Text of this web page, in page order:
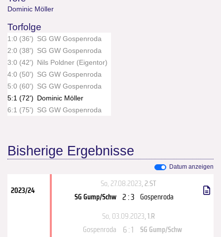
Dominic Möller
Torfolge
1:0 (36') SG GW Gospenroda
2:0 (38') SG GW Gospenroda
3:0 (42') Nils Poldner (Eigentor)
4:0 (50') SG GW Gospenroda
5:0 (60') SG GW Gospenroda
5:1 (72') Dominic Möller
6:1 (75') SG GW Gospenroda
Bisherige Ergebnisse
Datum anzeigen
2023/24
So, 27.08.2023, 2.ST
SG Gump/Schw 2 : 3 Gospenroda
So, 03.09.2023, 1.R
Gospenroda 6 : 1 SG Gump/Schw